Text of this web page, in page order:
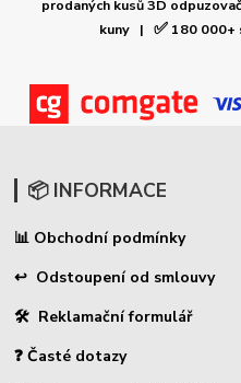
prodaných kusů 3D
kuny | ✅ 180 000+
📦 INFORMACE
📊 Obchodní podmínky
↩ Odstoupení od smlouvy
🛠 Reklamační formulář
❓ Časté dotazy